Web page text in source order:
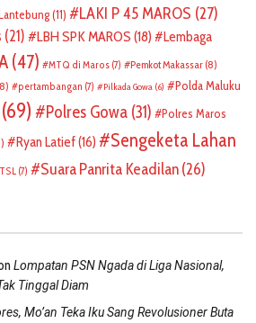
(11) LAKI P 45 MAROS (27)
(21) LBH SPK MAROS (18)
Lembaga
(47) MTQ di Maros (7) Pemkot Makassar (8)
pertambangan (7) Pilkada Gowa (6)
Polda Maluku
(69) Polres Gowa (31)
Polres Maros
Ryan Latief(16)
Sengeketa Lahan
(7) Suara Panrita Keadilan(26)
Lompatan PSN Ngada di Liga Nasional,
Tinggal Diam
Mo’an Teka Iku Sang Revolusioner Buta